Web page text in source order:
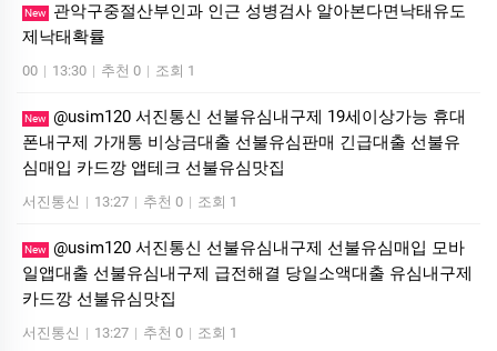
New
관악구중절산부인과 인근 성병검사 알아본다면낙태유도
제낙태확률
00 | 13:30 | 추천 0 | 조회 1
New @usim120 서진통신 선불유심내구제 19세이상가능 휴대
폰내구제 가개통 비상금대출 선불유심판매 긴급대출 선불유
심매입 카드깡 앱테크 선불유심맛집
서진통신 | 13:27 | 추천 0 | 조회 1
New @usim120 서진통신 선불유심내구제 선불유심매입 모바
일앱대출 선불유심내구제 급전해결 당일소액대출 유심내구제
카드깡 선불유심맛집
서진통신 | 13:27 | 추천 0 | 조회 1